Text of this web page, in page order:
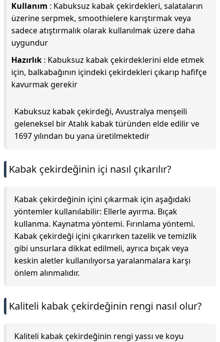
Kullanım : Kabuksuz kabak çekirdekleri, salataların
üzerine serpmek, smoothielere karıştırmak veya
sadece atıştırmalık olarak kullanılmak üzere daha
uygundur
Hazırlık : Kabuksuz kabak çekirdeklerini elde etmek
için, balkabağının içindeki çekirdekleri çıkarıp hafifçe
kavurmak gerekir
Kabuksuz kabak çekirdeği, Avustralya menşeili
geleneksel bir Atalık kabak türünden elde edilir ve
1697 yılından bu yana üretilmektedir
Kabak çekirdeğinin içi nasıl çıkarılır?
Kabak çekirdeğinin içini çıkarmak için aşağıdaki
yöntemler kullanılabilir: Ellerle ayırma. Bıçak
kullanma. Kaynatma yöntemi. Fırınlama yöntemi.
Kabak çekirdeği içini çıkarırken tazelik ve temizlik
gibi unsurlara dikkat edilmeli, ayrıca bıçak veya
keskin aletler kullanılıyorsa yaralanmalara karşı
önlem alınmalıdır.
Kaliteli kabak çekirdeğinin rengi nasıl olur?
Kaliteli kabak çekirdeğinin rengi yassı ve koyu